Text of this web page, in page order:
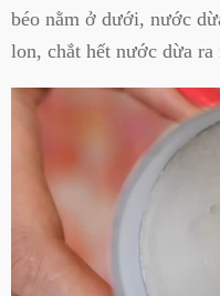
béo nằm ở dưới, nước
lon, chắt hết nước dừa ra